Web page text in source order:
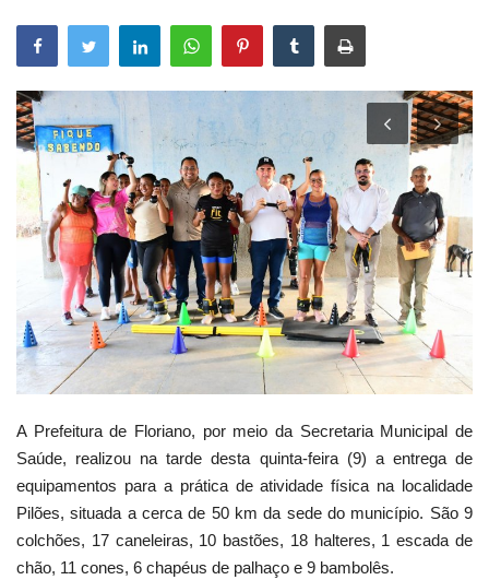
Mural de Licitações
Vídeos
Webmail
Contato
A Prefeitura de Floriano, por meio da Secretaria Municipal de
Saúde, realizou na tarde desta quinta-feira (9) a entrega de
equipamentos para a prática de atividade física na localidade
Pilões, situada a cerca de 50 km da sede do município. São 9
colchões, 17 caneleiras, 10 bastões, 18 halteres, 1 escada de
chão, 11 cones, 6 chapéus de palhaço e 9 bambolês.